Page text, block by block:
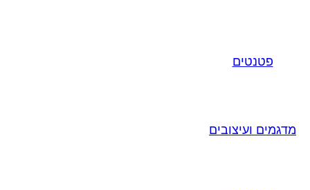
פטנטים
מדגמים ועיצובים